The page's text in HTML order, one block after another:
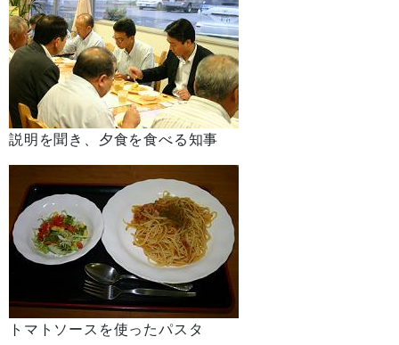
説明を聞き、夕食を食べる知事
トマトソースを使ったパスタ